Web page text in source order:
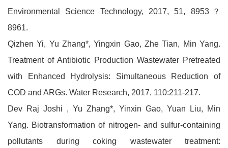
Environmental Science Technology, 2017, 51, 8953？
8961.
Qizhen Yi, Yu Zhang*, Yingxin Gao, Zhe Tian, Min Yang.
Treatment of Antibiotic Production Wastewater Pretreated
with Enhanced Hydrolysis: Simultaneous Reduction of
COD and ARGs. Water Research, 2017, 110:211-217.
Dev Raj Joshi , Yu Zhang*, Yinxin Gao, Yuan Liu, Min
Yang. Biotransformation of nitrogen- and sulfur-containing
pollutants during coking wastewater treatment: